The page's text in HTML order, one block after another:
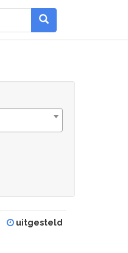
uitgesteld